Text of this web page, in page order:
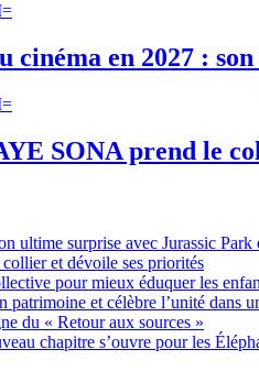
cinéma en 2027 :
SONA prend le
ultime surprise avec Jurassic Park
et dévoile ses priorités
pour mieux éduquer les
et célèbre l’unité dans
du « Retour aux sources »
chapitre s’ouvre pour les